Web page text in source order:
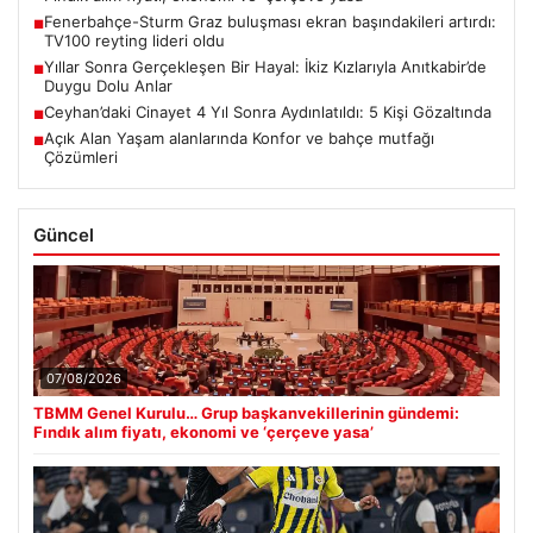
■Fenerbahçe-Sturm Graz buluşması ekran başındakileri artırdı:
TV100 reyting lideri oldu
■Yıllar Sonra Gerçekleşen Bir Hayal: İkiz Kızlarıyla Anıtkabir’de
Duygu Dolu Anlar
■Ceyhan’daki Cinayet 4 Yıl Sonra Aydınlatıldı: 5 Kişi Gözaltında
■Açık Alan Yaşam alanlarında Konfor ve bahçe mutfağı
Çözümleri
Güncel
07/08/2026
TBMM Genel Kurulu… Grup başkanvekillerinin gündemi:
Fındık alım fiyatı, ekonomi ve ‘çerçeve yasa’